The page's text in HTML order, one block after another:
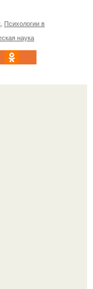
Психологии в
наука